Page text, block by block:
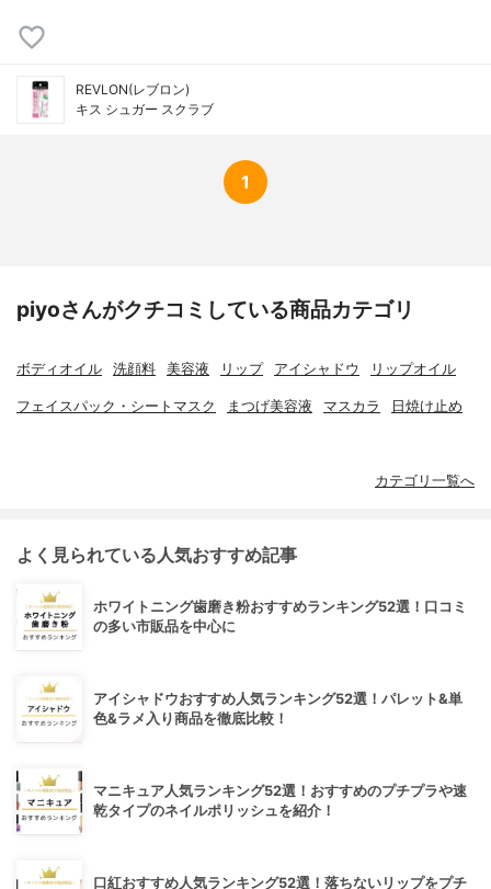
REVLON(レブロン)
キス シュガー スクラブ
1
piyoさんがクチコミしている商品カテゴリ
ボディオイル 洗顔料 美容液 リップ アイシャドウ リップオイル
フェイスパック・シートマスク まつげ美容液 マスカラ 日焼け止め
カテゴリ一覧へ
よく見られている人気おすすめ記事
ホワイトニング歯磨き粉おすすめランキング52選！口コミ
の多い市販品を中心に
アイシャドウおすすめ人気ランキング52選！パレット&単
色&ラメ入り商品を徹底比較！
マニキュア人気ランキング52選！おすすめのプチプラや速
乾タイプのネイルポリッシュを紹介！
口紅おすすめ人気ランキング52選！落ちないリップをプチ